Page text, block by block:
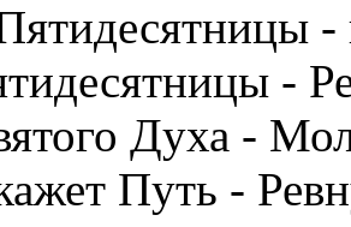
-
-
Духа -
Путь -